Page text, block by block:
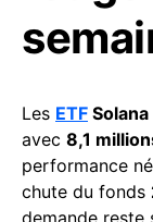
Les ETF Solana
avec 8,1
performance
chute du fonds